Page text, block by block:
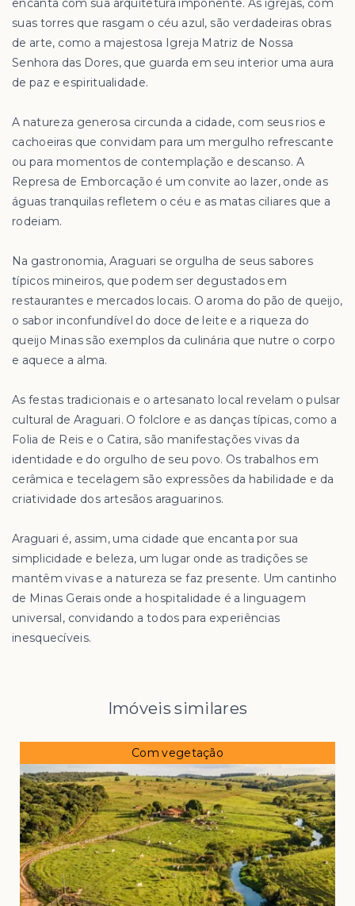
encanta com sua arquitetura imponente. As igrejas, com
suas torres que rasgam o céu azul, são verdadeiras obras
de arte, como a majestosa Igreja Matriz de Nossa
Senhora das Dores, que guarda em seu interior uma aura
de paz e espiritualidade.
A natureza generosa circunda a cidade, com seus rios e
cachoeiras que convidam para um mergulho refrescante
ou para momentos de contemplação e descanso. A
Represa de Emborcação é um convite ao lazer, onde as
águas tranquilas refletem o céu e as matas ciliares que a
rodeiam.
Na gastronomia, Araguari se orgulha de seus sabores
típicos mineiros, que podem ser degustados em
restaurantes e mercados locais. O aroma do pão de queijo,
o sabor inconfundível do doce de leite e a riqueza do
queijo Minas são exemplos da culinária que nutre o corpo
e aquece a alma.
As festas tradicionais e o artesanato local revelam o pulsar
cultural de Araguari. O folclore e as danças típicas, como a
Folia de Reis e o Catira, são manifestações vivas da
identidade e do orgulho de seu povo. Os trabalhos em
cerâmica e tecelagem são expressões da habilidade e da
criatividade dos artesãos araguarinos.
Araguari é, assim, uma cidade que encanta por sua
simplicidade e beleza, um lugar onde as tradições se
mantêm vivas e a natureza se faz presente. Um cantinho
de Minas Gerais onde a hospitalidade é a linguagem
universal, convidando a todos para experiências
inesquecíveis.
Imóveis similares
Com vegetação